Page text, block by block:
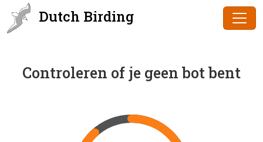
Dutch Birding
Controleren of je geen bot bent